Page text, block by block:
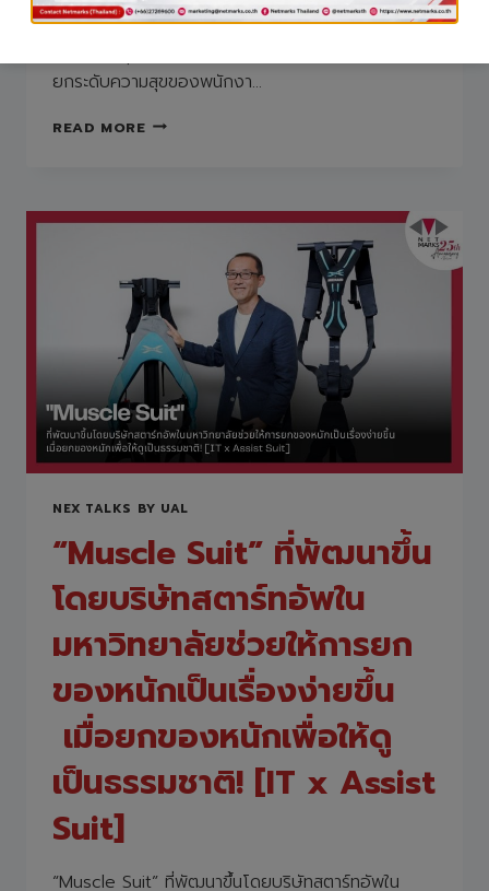
การสนทนากับศาสตราจารย์ Maeno ในเรื่อง ‘ศาสตร์
ยกระดับความสุขของพนักงา…
READ MOREการ
MAENO
‘ศาสตร์
แห่ง
ความ
สุข’
การ
ความ
สำคัญ
กับ
การ
โยง เพื่อ
ยก
ระดับ
ความ
สุข
พนักงาน
UNIADEX
NEX TALKS BY UAL
“Muscle Suit” ที่พัฒนาขึ้น
โดยบริษัทสตาร์ทอัพใน
มหาวิทยาลัยช่วยให้การยก
ของหนักเป็นเรื่องง่ายขึ้น
เมื่อยกของหนักเพื่อให้ดู
เป็นธรรมชาติ! [IT x Assist
Suit]
“Muscle Suit” ที่พัฒนาขึ้นโดยบริษัทสตาร์ทอัพใน